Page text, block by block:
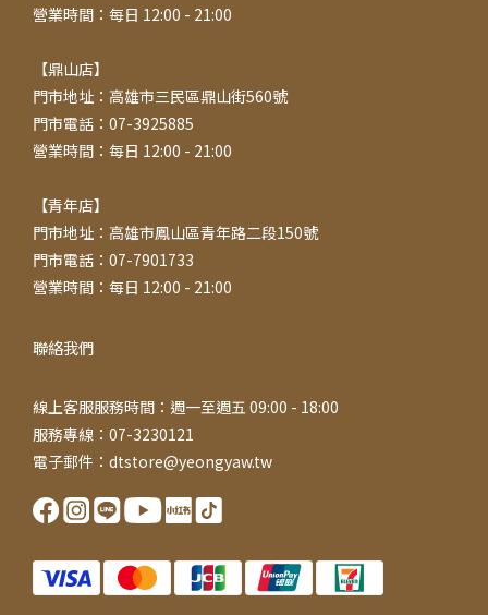
營業時間：每日 12:00 - 21:00
【鼎山店】
門市地址：高雄市三民區鼎山街560號
門市電話：07-3925885
營業時間：每日 12:00 - 21:00
【青年店】
門市地址：高雄市鳳山區青年路二段150號
門市電話：07-7901733
營業時間：每日 12:00 - 21:00
聯絡我們
線上客服服務時間：週一至週五 09:00 - 18:00
服務專線：07-3230121
電子郵件：dtstore@yeongyaw.tw